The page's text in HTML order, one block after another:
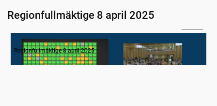
Regionfullmäktige 8 april 2025
1. Inledning
Regionfullmäktige 8 april 2025